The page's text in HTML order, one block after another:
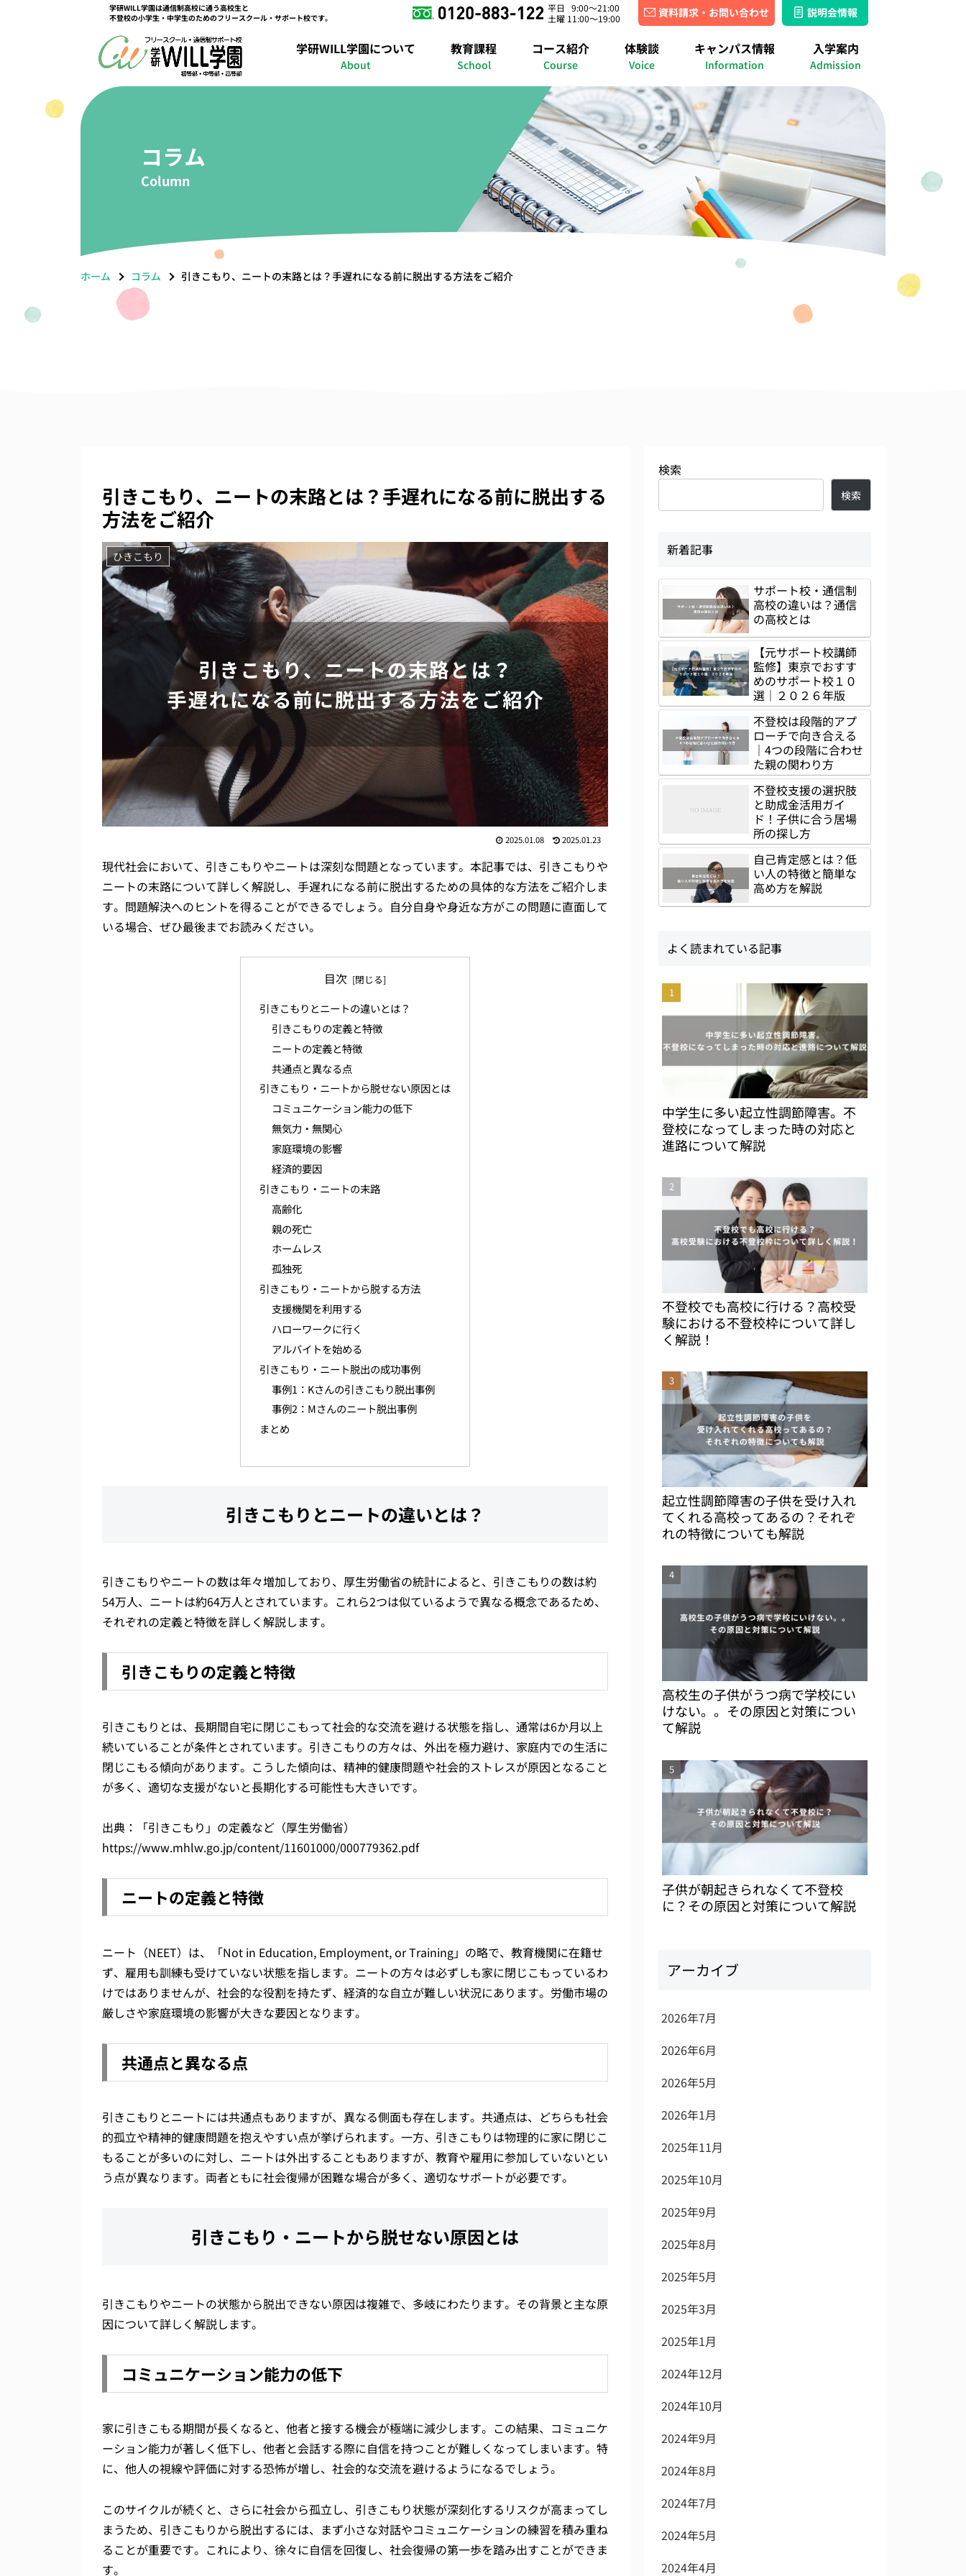
学研WILL学園は通信制高校に通う高校生と
不登校の小学生・中学生のためのフリースクール・サポート校です。
平日 9:00～21:00
土曜 11:00～19:00
資料請求・お問い合わせ 説明会情報
学研WILL学園について
About
学研WILL学園について
学研WILL学園ができるまで 学園関係者の紹介 授業紹介 年間行事イベント 進路実績 合格実績 出席認定実績
教育課程
School
教育課程
初等部課程 中等部課程 高等部課程 進路準備課程 コース紹介
Course
コース紹介
総合コース 選択コース 特選コース 在宅コース 個別コース 自己啓発コース メタバースコース
体験談
Voice
キャンパス情報
Information
キャンパス情報
高田馬場キャンパス 立川キャンパス 錦糸町キャンパス さいたまキャンパス 横浜キャンパス 湘南キャンパス 名古屋キャンパス
京都キャンパス 大阪梅田キャンパス 明石キャンパス 福岡博多キャンパス メタバースキャンパス 入学案内
Admission
コラム
Column
ホーム コラム 引きこもり、ニートの末路とは？手遅れになる前に脱出する方法をご紹介
引きこもり、ニートの末路とは？手遅れになる前に脱出する
方法をご紹介
ひきこもり
2025.01.08 2025.01.23
現代社会において、引きこもりやニートは深刻な問題となっています。本記事では、引きこもりや
ニートの末路について詳しく解説し、手遅れになる前に脱出するための具体的な方法をご紹介しま
す。問題解決へのヒントを得ることができるでしょう。自分自身や身近な方がこの問題に直面して
いる場合、ぜひ最後までお読みください。
目次
引きこもりとニートの違いとは？
引きこもりの定義と特徴
ニートの定義と特徴
共通点と異なる点
引きこもり・ニートから脱せない原因とは
コミュニケーション能力の低下
無気力・無関心
家庭環境の影響
経済的要因
引きこもり・ニートの末路
高齢化
親の死亡
ホームレス
孤独死
引きこもり・ニートから脱する方法
支援機関を利用する
ハローワークに行く
アルバイトを始める
引きこもり・ニート脱出の成功事例
事例1：Kさんの引きこもり脱出事例
事例2：Mさんのニート脱出事例
まとめ
引きこもりとニートの違いとは？
引きこもりやニートの数は年々増加しており、厚生労働省の統計によると、引きこもりの数は約
54万人、ニートは約64万人とされています。これら2つは似ているようで異なる概念であるため、
それぞれの定義と特徴を詳しく解説します。
引きこもりの定義と特徴
引きこもりとは、長期間自宅に閉じこもって社会的な交流を避ける状態を指し、通常は6か月以上
続いていることが条件とされています。引きこもりの方々は、外出を極力避け、家庭内での生活に
閉じこもる傾向があります。こうした傾向は、精神的健康問題や社会的ストレスが原因となること
が多く、適切な支援がないと長期化する可能性も大きいです。
出典：「引きこもり」の定義など（厚生労働省）
https://www.mhlw.go.jp/content/11601000/000779362.pdf
ニートの定義と特徴
ニート（NEET）は、「Not in Education, Employment, or Training」の略で、教育機関に在籍せ
ず、雇用も訓練も受けていない状態を指します。ニートの方々は必ずしも家に閉じこもっているわ
けではありませんが、社会的な役割を持たず、経済的な自立が難しい状況にあります。労働市場の
厳しさや家庭環境の影響が大きな要因となります。
共通点と異なる点
引きこもりとニートには共通点もありますが、異なる側面も存在します。共通点は、どちらも社会
的孤立や精神的健康問題を抱えやすい点が挙げられます。一方、引きこもりは物理的に家に閉じこ
もることが多いのに対し、ニートは外出することもありますが、教育や雇用に参加していないとい
う点が異なります。両者ともに社会復帰が困難な場合が多く、適切なサポートが必要です。
引きこもり・ニートから脱せない原因とは
引きこもりやニートの状態から脱出できない原因は複雑で、多岐にわたります。その背景と主な原
因について詳しく解説します。
コミュニケーション能力の低下
家に引きこもる期間が長くなると、他者と接する機会が極端に減少します。この結果、コミュニケ
ーション能力が著しく低下し、他者と会話する際に自信を持つことが難しくなってしまいます。特
に、他人の視線や評価に対する恐怖が増し、社会的な交流を避けるようになるでしょう。
このサイクルが続くと、さらに社会から孤立し、引きこもり状態が深刻化するリスクが高まってし
まうため、引きこもりから脱出するには、まず小さな対話やコミュニケーションの練習を積み重ね
ることが重要です。これにより、徐々に自信を回復し、社会復帰の第一歩を踏み出すことができま
す。
検索
検索
新着記事
サポート校・通信制
高校の違いは？通信
の高校とは
【元サポート校講師
監修】東京でおすす
めのサポート校１０
選｜２０２６年版
不登校は段階的アプ
ローチで向き合える
｜4つの段階に合わせ
た親の関わり方
不登校支援の選択肢
と助成金活用ガイ
ド！子供に合う居場
所の探し方
自己肯定感とは？低
い人の特徴と簡単な
高め方を解説
よく読まれている記事
中学生に多い起立性調節障害。不
登校になってしまった時の対応と
進路について解説
不登校でも高校に行ける？高校受
験における不登校枠について詳し
く解説！
起立性調節障害の子供を受け入れ
てくれる高校ってあるの？それぞ
れの特徴についても解説
高校生の子供がうつ病で学校にい
けない。。その原因と対策につい
て解説
子供が朝起きられなくて不登校
に？その原因と対策について解説
アーカイブ
2026年7月
2026年6月
2026年5月
2026年1月
2025年11月
2025年10月
2025年9月
2025年8月
2025年5月
2025年3月
2025年1月
2024年12月
2024年10月
2024年9月
2024年8月
2024年7月
2024年5月
2024年4月